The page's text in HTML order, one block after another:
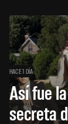
HACE 1 DÍA
Así fue
secreta